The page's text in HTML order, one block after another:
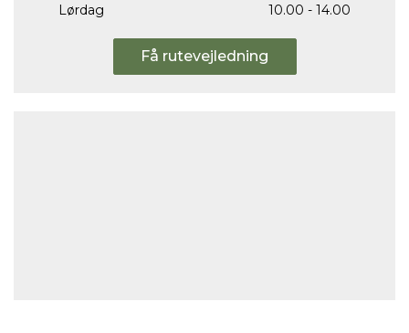
Lørdag
10.00 - 14.00
Få rutevejledning